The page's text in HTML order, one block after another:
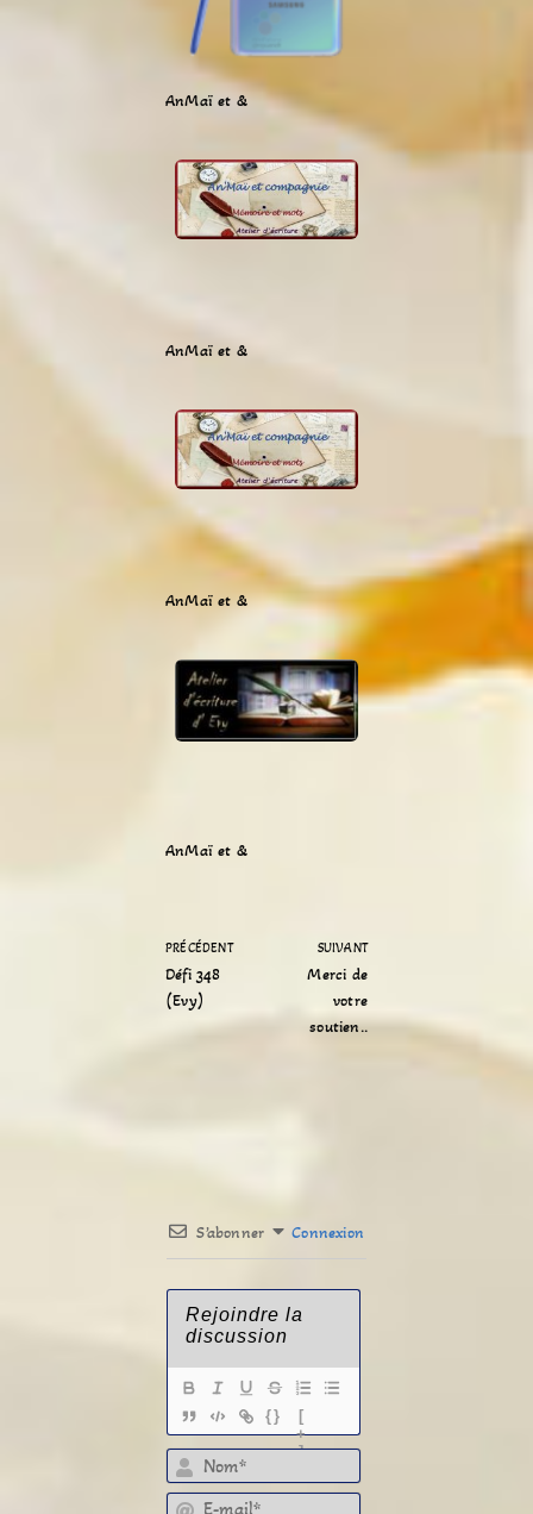
AnMaï et &
AnMaï et &
AnMaï et &
AnMaï et &
PRÉCÉDENT
Défi 348
(Evy)
SUIVANT
Merci de
votre
soutien..
S’abonner Connexion
{}
[
+
]